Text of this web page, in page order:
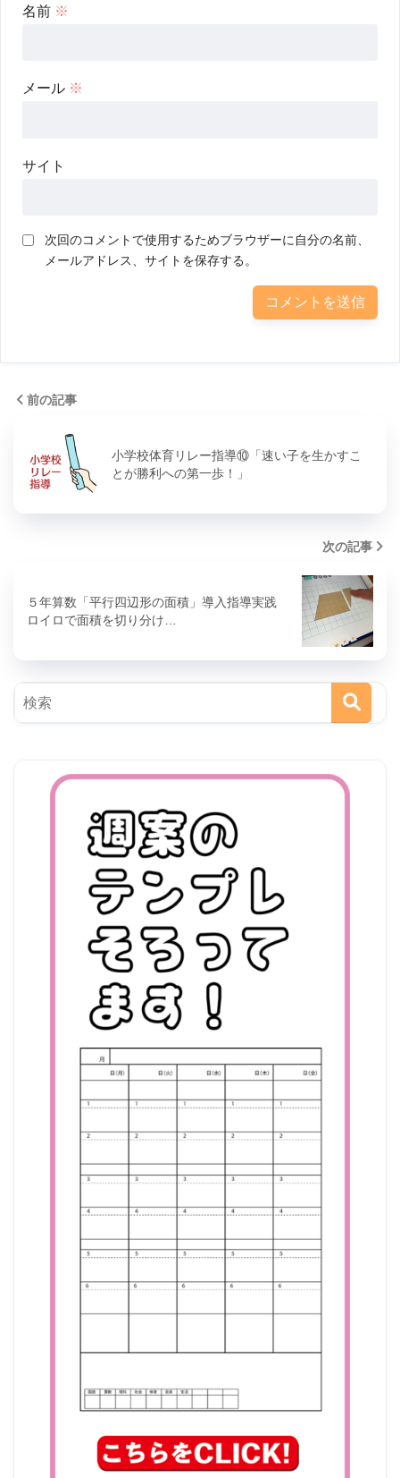
名前 ※
メール ※
サイト
次回のコメントで使用するためブラウザーに自分の名前、
メールアドレス、サイトを保存する。
前の記事
小学校体育リレー指導⑩「速い子を生かすこ
とが勝利への第一歩！」
次の記事
５年算数「平行四辺形の面積」導入指導実践
ロイロで面積を切り分け…